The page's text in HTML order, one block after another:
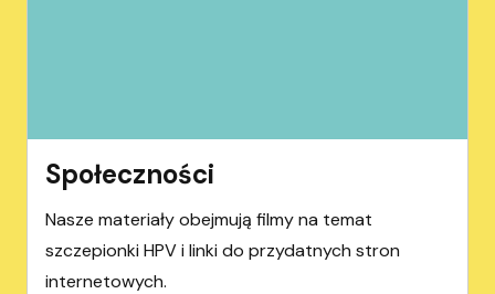
Społeczności
Nasze materiały obejmują filmy na temat
szczepionki HPV i linki do przydatnych stron
internetowych.